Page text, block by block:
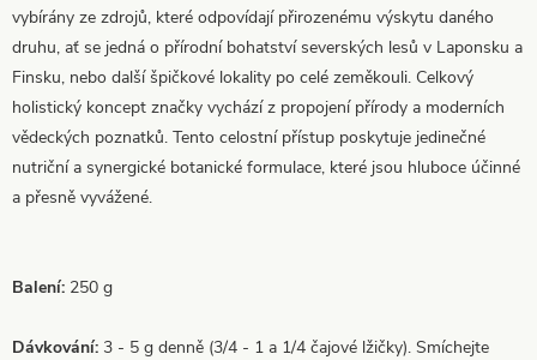
vybírány ze zdrojů, které odpovídají přirozenému výskytu daného
druhu, ať se jedná o přírodní bohatství severských lesů v Laponsku a
Finsku, nebo další špičkové lokality po celé zeměkouli. Celkový
holistický koncept značky vychází z propojení přírody a moderních
vědeckých poznatků. Tento celostní přístup poskytuje jedinečné
nutriční a synergické botanické formulace, které jsou hluboce účinné
a přesně vyvážené.
Balení: 250 g
Dávkování: 3 - 5 g denně (3/4 - 1 a 1/4 čajové lžičky). Smíchejte